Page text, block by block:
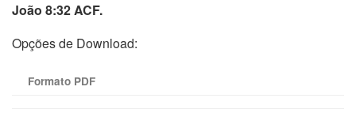
João 8:32 ACF.
Opções de Download:
Formato PDF